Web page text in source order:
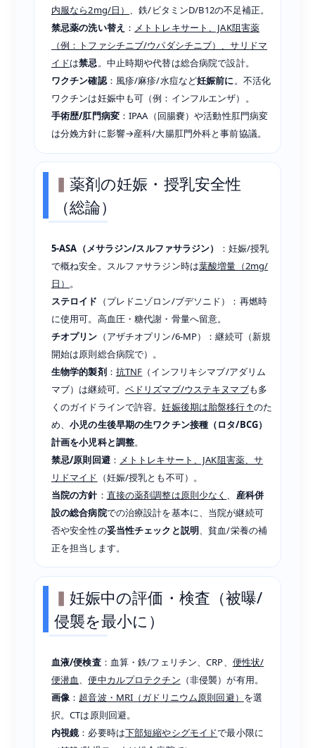
内服なら2mg/日） 、鉄/ビタミンD/B12の不足補正。
禁忌薬の洗い替え ： メトトレキサート、JAK阻害薬
（例：トファシチニブ/ウパダシチニブ）、サリドマ
イドは禁忌。中止時期や代替は総合病院で設計。
ワクチン確認：風疹/麻疹/水痘など妊娠前に。不活化
ワクチンは妊娠中も可（例：インフルエンザ）。
手術歴/肛門病変：IPAA（回腸嚢）や活動性肛門病変
は分娩方針に影響→産科/大腸肛門外科と事前協議。
薬剤の妊娠・授乳安全性
（総論）
5-ASA（メサラジン/スルファサラジン）
：妊娠/授乳
で概ね安全。スルファサラジン時は葉酸増量（2mg/
日） 。
ステロイド （プレドニゾロン/ブデソニド）：再燃時
に使用可。高血圧・糖代謝・骨量へ留意。
チオプリン （アザチオプリン/6-MP）：継続可（新規
開始は原則総合病院で）。
生物学的製剤： 抗TNF （インフリキシマブ/アダリム
マブ）は継続可。 ベドリズマブ/ウステキヌマブも多
くのガイドラインで許容。妊娠後期は胎盤移行↑のた
め、小児の生後早期の生ワクチン接種（ロタ/BCG）
計画を小児科と調整。
禁忌/原則回避： メトトレキサート、JAK阻害薬、サ
リドマイド （妊娠/授乳とも不可）。
当院の方針 ： 直接の薬剤調整は原則少なく 、 産科併
設の総合病院での治療設計を基本に、当院が継続可
否や安全性の妥当性チェックと説明、貧血/栄養の補
正を担当します。
妊娠中の評価・検査（被曝/
侵襲を最小に）
血液/便検査：血算・鉄/フェリチン、CRP、 便性状/
便潜血、便中カルプロテクチン （非侵襲）が有用。
画像 ： 超音波・MRI（ガドリニウム原則回避） を選
択。CTは原則回避。
内視鏡：必要時は下部短縮やシグモイドで最小限に